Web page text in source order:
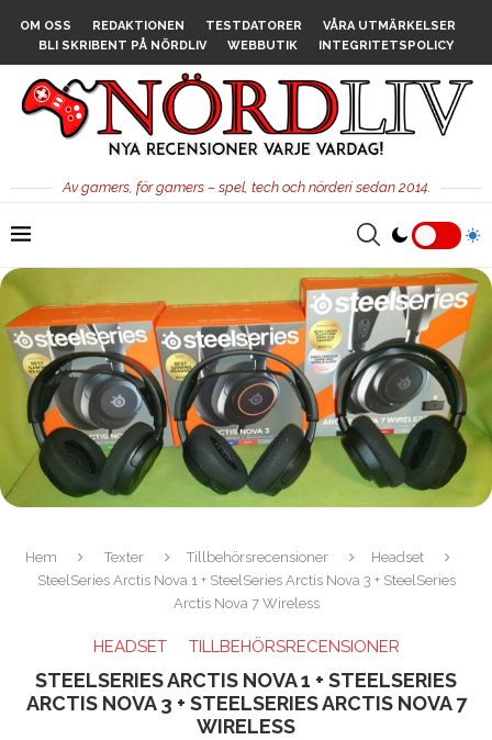
OM OSS REDAKTIONEN TESTDATORER
VÅRA UTMÄRKELSER
BLI SKRIBENT PÅ NÖRDLIV
WEBBUTIK INTEGRITETSPOLICY
Av gamers, för gamers – spel, tech och nörderi sedan 2014.
Hem Texter Tillbehörsrecensioner
Headset
SteelSeries Arctis Nova 1 + SteelSeries Arctis Nova 3 + SteelSeries
Arctis Nova 7 Wireless
HEADSET TILLBEHÖRSRECENSIONER
STEELSERIES ARCTIS NOVA 1 + STEELSERIES
ARCTIS NOVA 3 + STEELSERIES ARCTIS NOVA 7
WIRELESS